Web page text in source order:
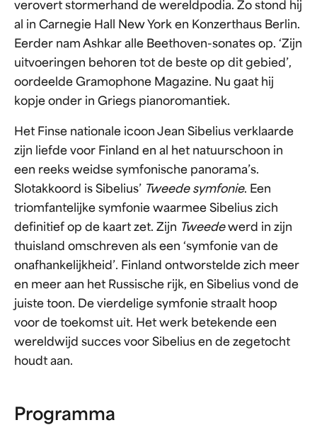
verovert stormerhand de wereldpodia. Zo stond hij
al in Carnegie Hall New York en Konzerthaus Berlin.
Eerder nam Ashkar alle Beethoven-sonates op. ‘Zijn
uitvoeringen behoren tot de beste op dit gebied’,
oordeelde Gramophone Magazine. Nu gaat hij
kopje onder in Griegs pianoromantiek.
Het Finse nationale icoon Jean Sibelius verklaarde
zijn liefde voor Finland en al het natuurschoon in
een reeks weidse symfonische panorama’s.
Slotakkoord is Sibelius’ Tweede symfonie. Een
triomfantelijke symfonie waarmee Sibelius zich
definitief op de kaart zet. Zijn Tweedewerd in zijn
thuisland omschreven als een ‘symfonie van de
onafhankelijkheid’. Finland ontworstelde zich meer
en meer aan het Russische rijk, en Sibelius vond de
juiste toon. De vierdelige symfonie straalt hoop
voor de toekomst uit. Het werk betekende een
wereldwijd succes voor Sibelius en de zegetocht
houdt aan.
Programma